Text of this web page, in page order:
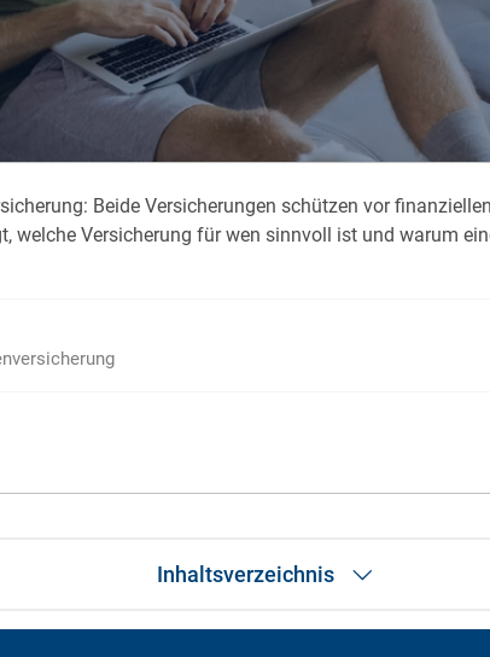
Krank im Urlaub
Reiseapotheke
Packliste Urlaub
Portugal Urlaub
Beide Versicherungen schützen vor
welche Versicherung für wen sinnvoll ist und warum
Inhaltsverzeichnis